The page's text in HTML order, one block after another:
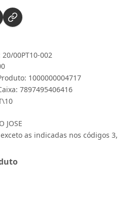
00PT10-002
1000000004717
7897495406416
JOSE
as indicadas nos códigos 3,